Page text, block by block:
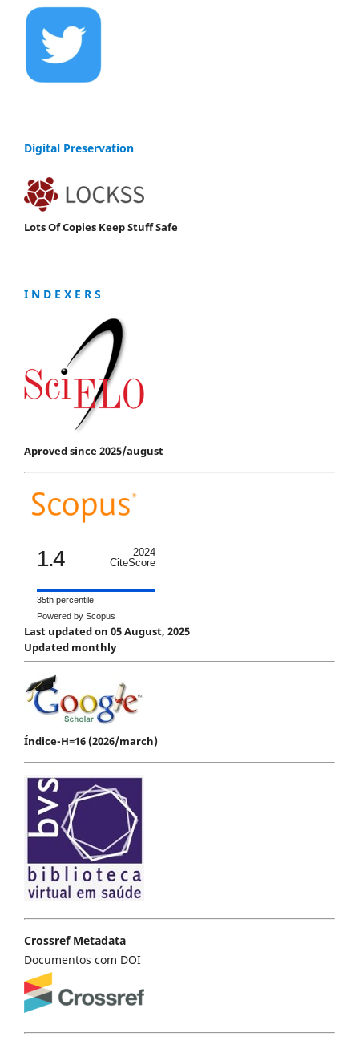
Digital Preservation
Lots Of Copies Keep Stuff Safe
I N D E X E R S
Aproved since 2025/august
1.4
2024
CiteScore
35th percentile
Powered by Scopus
Last updated on 05 August, 2025
Updated monthly
Índice-H=16 (2026/march)
Crossref Metadata
Documentos com DOI